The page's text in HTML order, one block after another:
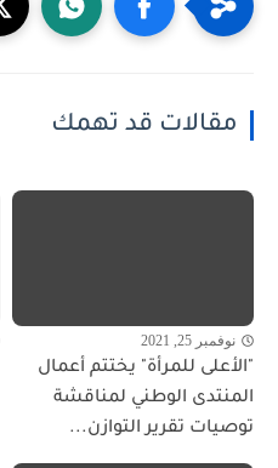
مقالات قد تهمك
نوفمبر 25, 2021
"الأعلى للمرأة" يختتم أعمال
المنتدى الوطني لمناقشة
توصيات تقرير التوازن...